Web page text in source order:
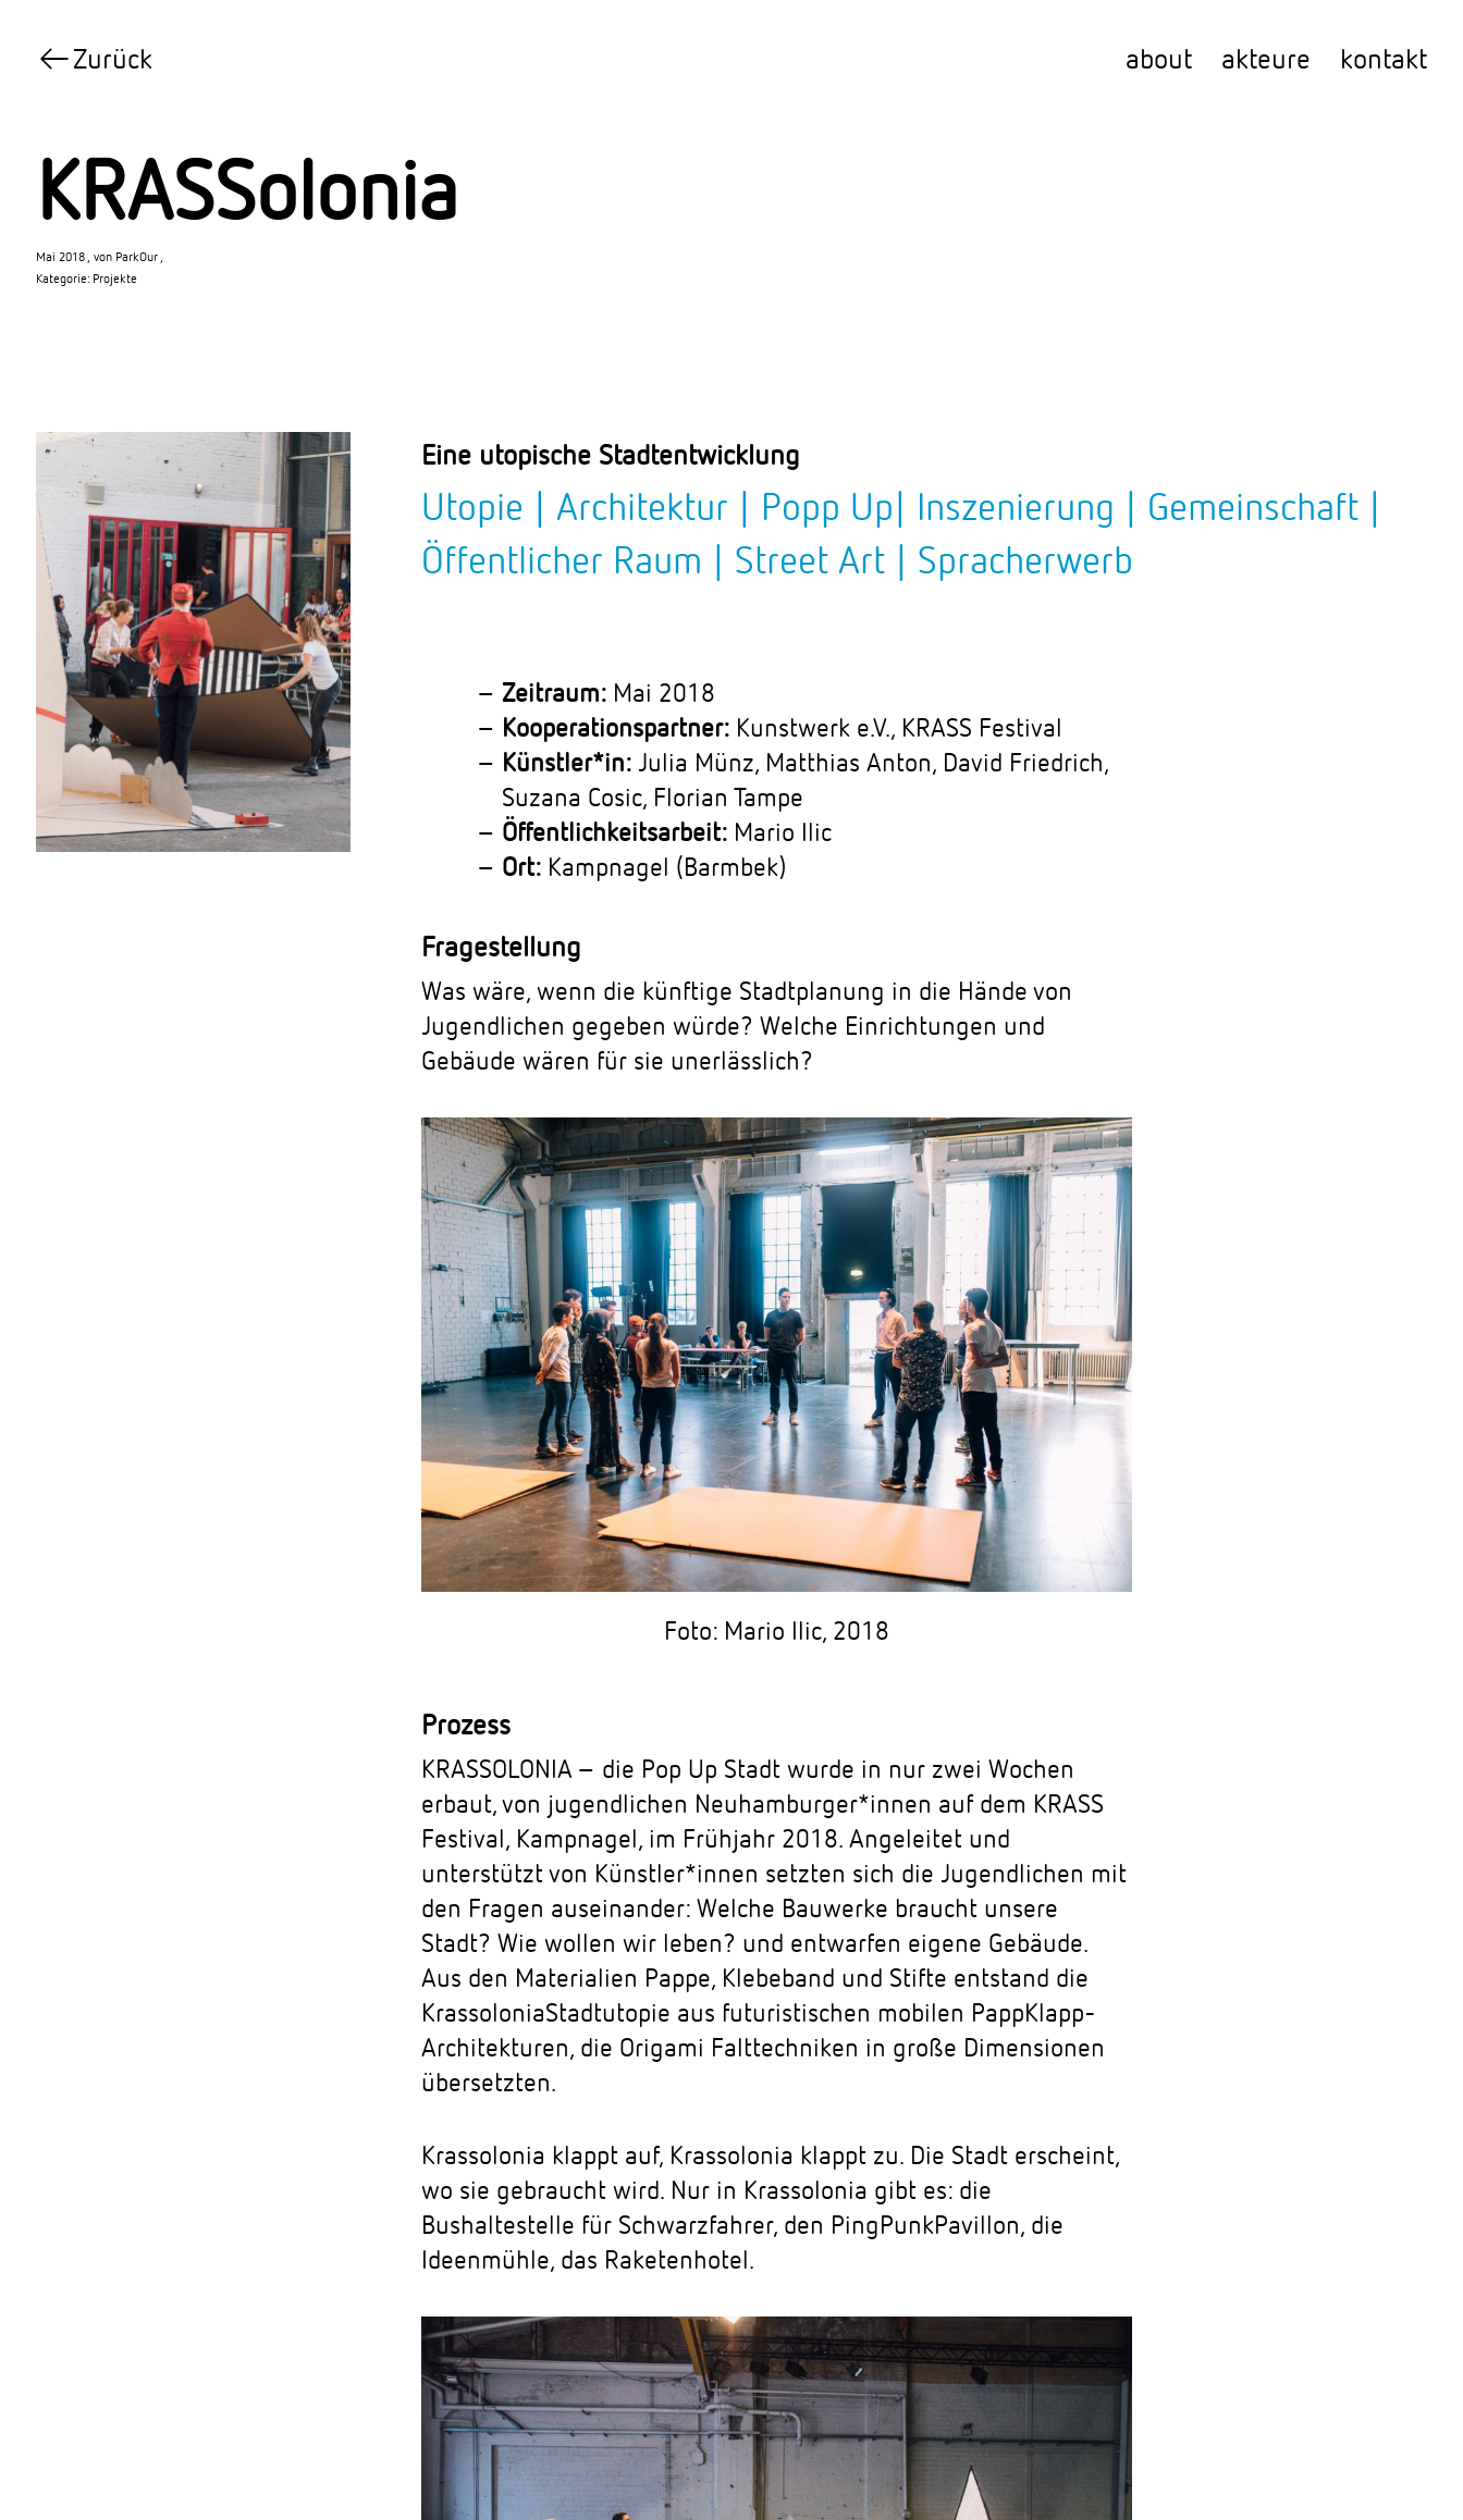
Zurück about akteure kontakt
KRASSolonia
Mai 2018 von ParkOur
Kategorie: Projekte
Eine utopische Stadtentwicklung
Utopie | Architektur | Popp Up| Inszenierung | Gemeinschaft |
Öffentlicher Raum | Street Art | Spracherwerb
Zeitraum: Mai 2018
Kooperationspartner: Kunstwerk e.V., KRASS Festival
Künstler*in: Julia Münz, Matthias Anton, David Friedrich,
Suzana Cosic, Florian Tampe
Öffentlichkeitsarbeit: Mario Ilic
Ort: Kampnagel (Barmbek)
Fragestellung
Was wäre, wenn die künftige Stadtplanung in die Hände von
Jugendlichen gegeben würde? Welche Einrichtungen und
Gebäude wären für sie unerlässlich?
Foto: Mario Ilic, 2018
Prozess
KRASSOLONIA – die Pop Up Stadt wurde in nur zwei Wochen
erbaut, von jugendlichen Neuhamburger*innen auf dem KRASS
Festival, Kampnagel, im Frühjahr 2018. Angeleitet und
unterstützt von Künstler*innen setzten sich die Jugendlichen mit
den Fragen auseinander: Welche Bauwerke braucht unsere
Stadt? Wie wollen wir leben? und entwarfen eigene Gebäude.
Aus den Materialien Pappe, Klebeband und Stifte entstand die
Krassolonia­Stadtutopie aus futuristischen mobilen Papp­Klapp­
Architekturen, die Origami Falttechniken in große Dimensionen
übersetzten.
Krassolonia klappt auf, Krassolonia klappt zu. Die Stadt erscheint,
wo sie gebraucht wird. Nur in Krassolonia gibt es: die
Bushaltestelle für Schwarzfahrer, den Ping­Punk­Pavillon, die
Ideenmühle, das Raketenhotel.